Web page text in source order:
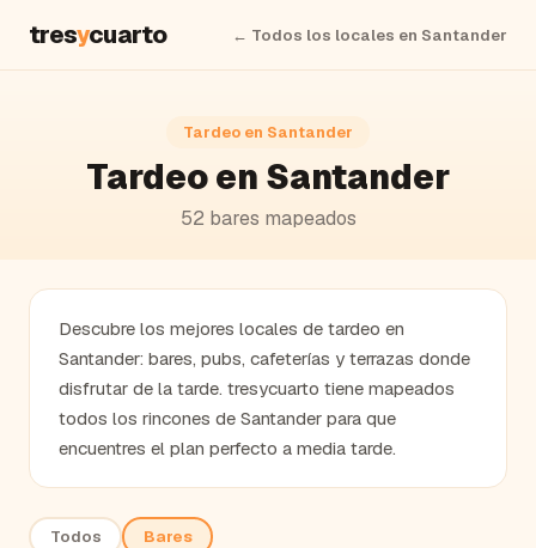
tresycuarto ← Todos los locales en Santander
Tardeo en Santander
Tardeo en Santander
52 bares mapeados
Descubre los mejores locales de tardeo en
Santander: bares, pubs, cafeterías y terrazas donde
disfrutar de la tarde. tresycuarto tiene mapeados
todos los rincones de Santander para que
encuentres el plan perfecto a media tarde.
Todos Bares